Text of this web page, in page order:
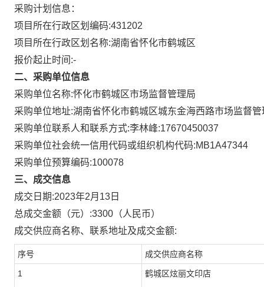
采购计划信息：
项目所在行政区划编码:431202
项目所在行政区划名称:湖南省怀化市鹤城区
报价起止时间:-
二、采购单位信息
采购单位名称:怀化市鹤城区市场监督管理局
采购单位地址:湖南省怀化市鹤城区城东金海西路市场监督管
采购单位联系人和联系方式:李林峰:17670450037
采购单位社会统一信用代码或组织机构代码:MB1A47344
采购单位预算编码:100078
三、成交信息
成交日期:2023年2月13日
总成交金额（元）:3300 （人民币）
成交供应商名称、联系地址及成交金额:
序号 成交供应商名称
1 鹤城区炫丽文印店